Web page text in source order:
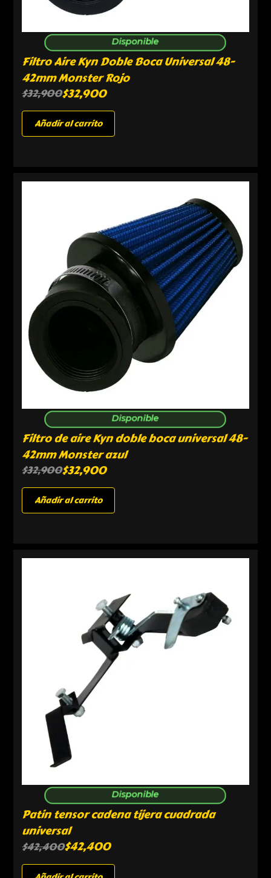
Disponible
Filtro Aire Kyn Doble Boca Universal 48-
42mm Monster Rojo
$32,900$32,900
Añadir al carrito
Disponible
Filtro de aire Kyn doble boca universal 48-
42mm Monster azul
$32,900$32,900
Añadir al carrito
Disponible
Patin tensor cadena tijera cuadrada
universal
$42,400$42,400